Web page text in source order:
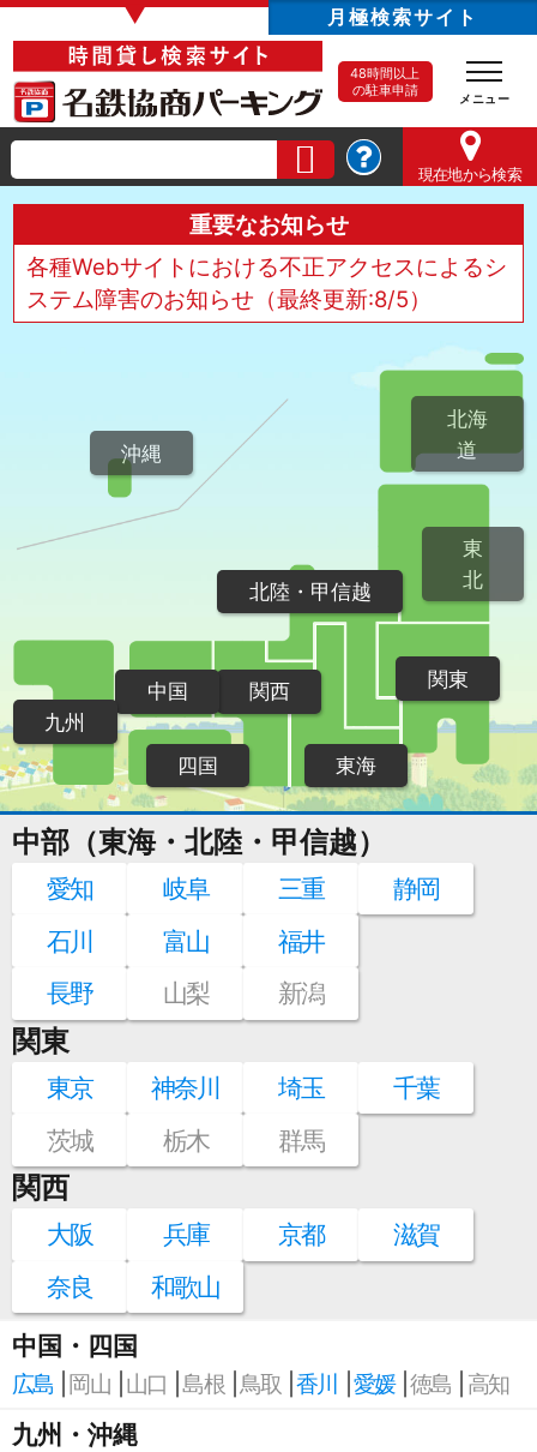
▼ 月極検索サイト
48時間以上
の駐車申請
現在地から検索
重要なお知らせ
各種Webサイトにおける不正アクセスによるシ
ステム障害のお知らせ（最終更新:8/5）
北海
道
東
北
関東
北陸・甲信越
東海
関西
中国
四国
九州
沖縄
中部（東海・北陸・甲信越）
愛知 岐阜 三重
静岡
石川
富山
福井
長野
山梨 新潟
関東
東京 神奈川 埼玉
千葉
茨城
栃木 群馬
関西
大阪 兵庫 京都
滋賀
奈良
和歌山
中国・四国
広島 岡山 山口 島根 鳥取 香川 愛媛 徳島 高知
九州・沖縄